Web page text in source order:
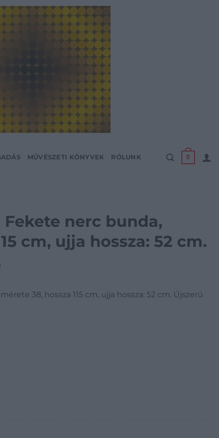
MŰVÉSZETI KÖNYVEK RÓLUNK 0
nerc bunda,
cm, ujja hossza: 52 cm.
38, hossza 115 cm, ujja hossza: 52 cm. Újszerű